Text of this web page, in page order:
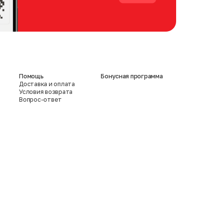
Помощь
Доставка и оплата
Условия возврата
Вопрос-ответ
Бонусная программа